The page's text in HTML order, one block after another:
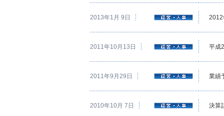
2013年1月 9日 2012
2011年10月13日 平成
2011年9月29日 業績
2010年10月 7日 決算